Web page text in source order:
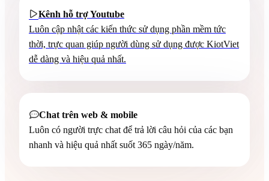
Kênh hỗ trợ Youtube
Luôn cập nhật các kiến thức sử dụng phần mềm tức
thời, trực quan giúp người dùng sử dụng được KiotViet
dễ dàng và hiệu quả nhất.
Chat trên web & mobile
Luôn có người trực chat để trả lời câu hỏi của các bạn
nhanh và hiệu quả nhất suốt 365 ngày/năm.